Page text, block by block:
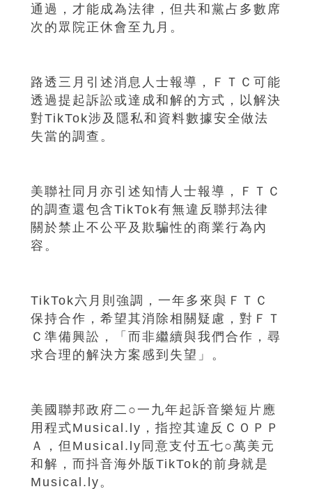
通過，才能成為法律，但共和黨占多數席
次的眾院正休會至九月。
路透三月引述消息人士報導，ＦＴＣ可能
透過提起訴訟或達成和解的方式，以解決
對TikTok涉及隱私和資料數據安全做法
失當的調查。
美聯社同月亦引述知情人士報導，ＦＴＣ
的調查還包含TikTok有無違反聯邦法律
關於禁止不公平及欺騙性的商業行為內
容。
TikTok六月則強調，一年多來與ＦＴＣ
保持合作，希望其消除相關疑慮，對ＦＴ
Ｃ準備興訟，「而非繼續與我們合作，尋
求合理的解決方案感到失望」。
美國聯邦政府二○一九年起訴音樂短片應
用程式Musical.ly，指控其違反ＣＯＰＰ
Ａ，但Musical.ly同意支付五七○萬美元
和解，而抖音海外版TikTok的前身就是
Musical.ly。